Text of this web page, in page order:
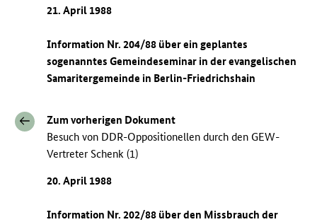
21. April 1988
Information Nr. 204/88 über ein geplantes
sogenanntes Gemeindeseminar in der evangelischen
Samaritergemeinde in Berlin-Friedrichshain
Zum vorherigen Dokument
Besuch von DDR-Oppositionellen durch den GEW-
Vertreter Schenk (1)
20. April 1988
Information Nr. 202/88 über den Missbrauch der